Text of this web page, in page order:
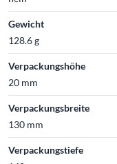
Gewicht
128.6 g
Verpackungshöhe
20 mm
Verpackungsbreite
130 mm
Verpackungstiefe